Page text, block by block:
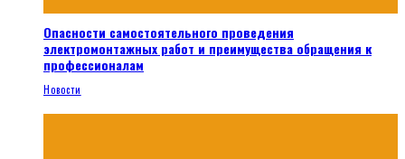
Опасности самостоятельного проведения
электромонтажных работ и преимущества обращения к
профессионалам
Новости